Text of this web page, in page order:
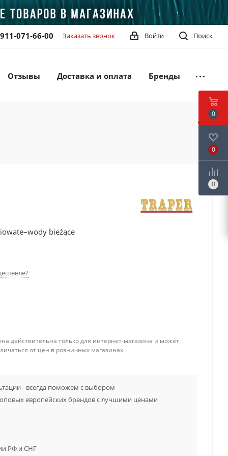
Поиск
Войти
071-66-00 Заказать звонок
Отзывы Доставка и оплата Бренды
bieżące
действительна только для интернет-магазина и может
от цен в розничных магазинах
- всегда поможем с выбором
европейских брендов с лучшими ценами
РФ и СНГ
0
0
0